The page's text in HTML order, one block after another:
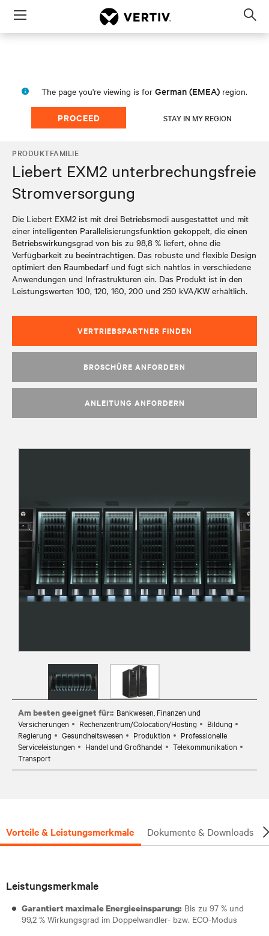
Menu
The page you're viewing is for German (EMEA) region.
PROCEED STAY IN MY REGION
PRODUKTFAMILIE
Liebert EXM2 unterbrechungsfreie
Stromversorgung
Die Liebert EXM2 ist mit drei Betriebsmodi ausgestattet und mit
einer intelligenten Parallelisierungsfunktion gekoppelt, die einen
Betriebswirkungsgrad von bis zu 98,8 % liefert, ohne die
Verfügbarkeit zu beeinträchtigen. Das robuste und flexible Design
optimiert den Raumbedarf und fügt sich nahtlos in verschiedene
Anwendungen und Infrastrukturen ein. Das Produkt ist in den
Leistungswerten 100, 120, 160, 200 und 250 kVA/KW erhältlich.
VERTRIEBSPARTNER FINDEN
BROSCHÜRE ANFORDERN
ANLEITUNG ANFORDERN
Am besten geeignet für:: Bankwesen, Finanzen und
Versicherungen
Rechenzentrum/Colocation/Hosting
Bildung
Regierung
Gesundheitswesen Produktion
Professionelle
Serviceleistungen
Handel und Großhandel
Telekommunikation
Transport
Vorteile & Leistungsmerkmale Dokumente & Downloads
Leistungsmerkmale
Garantiert maximale Energieeinsparung: Bis zu 97 % und
99,2 % Wirkungsgrad im Doppelwandler- bzw. ECO-Modus